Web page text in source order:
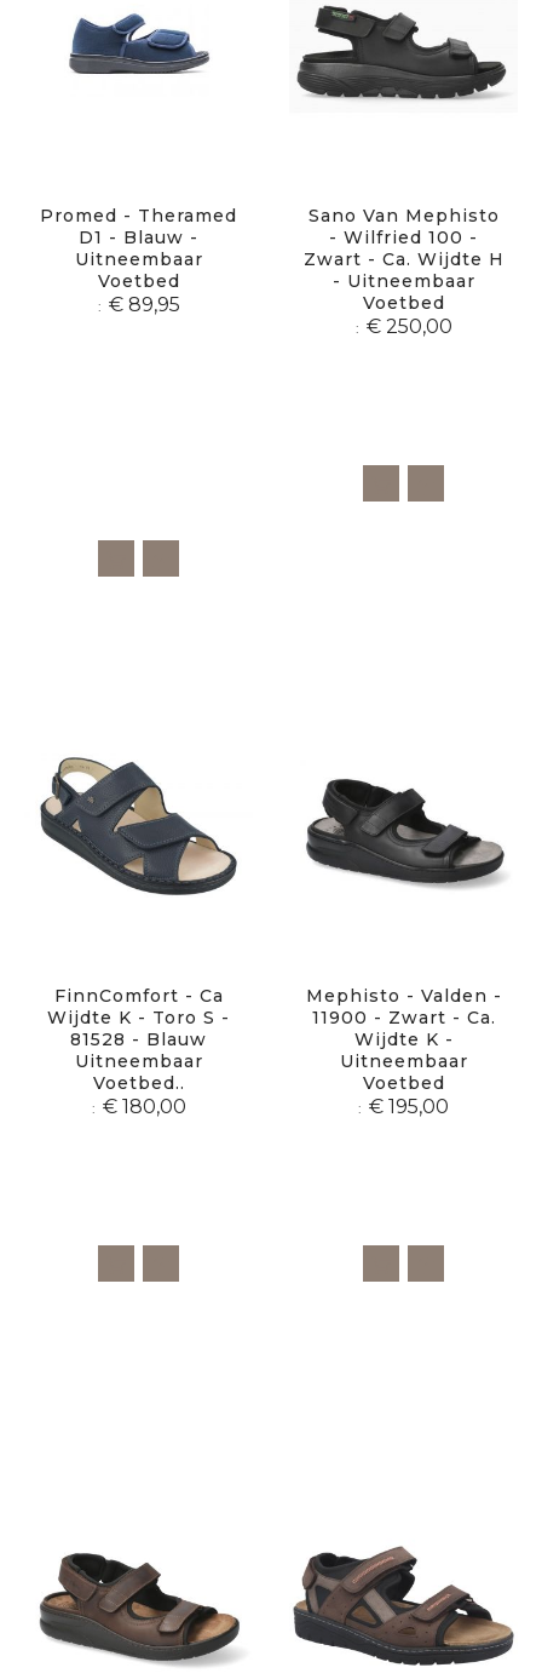
Promed - Theramed
D1 - Blauw -
Uitneembaar
Voetbed
€ 89,95
Sano Van Mephisto
- Wilfried 100 -
Zwart - Ca. Wijdte H
- Uitneembaar
Voetbed
€ 250,00
FinnComfort - Ca
Wijdte K - Toro S -
81528 - Blauw
Uitneembaar
Voetbed..
€ 180,00
Mephisto - Valden -
11900 - Zwart - Ca.
Wijdte K -
Uitneembaar
Voetbed
€ 195,00